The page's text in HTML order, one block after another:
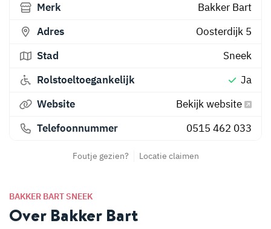
BAKKER BART SNEEK
Over Bakker Bart
Merk
Bakker Bart
Adres
Oosterdijk 5
Stad
Sneek
Rolstoeltoegankelijk
Ja
Website
Bekijk website
Telefoonnummer
0515 462 033
Foutje gezien? Locatie claimen